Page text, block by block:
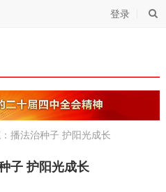
登录
播法治种子 护阳光成长
子 护阳光成长